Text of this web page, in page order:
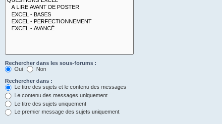
Rechercher dans les sous-forums :
Oui
Non
Rechercher dans :
Le titre des sujets et le contenu des messages
Le contenu des messages uniquement
Le titre des sujets uniquement
Le premier message des sujets uniquement